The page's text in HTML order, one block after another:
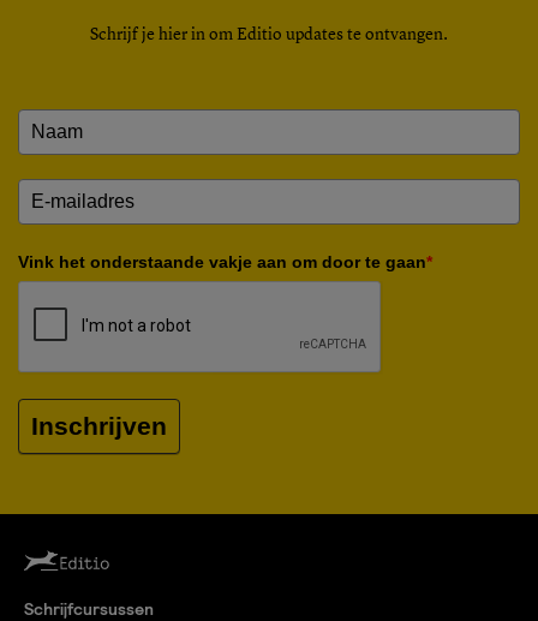
Schrijf je hier in om Editio updates te ontvangen.
Vink het onderstaande vakje aan om door te gaan*
Inschrijven
Schrijfcursussen